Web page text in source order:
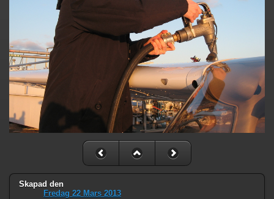
Skapad den
Fredag 22 Mars 2013